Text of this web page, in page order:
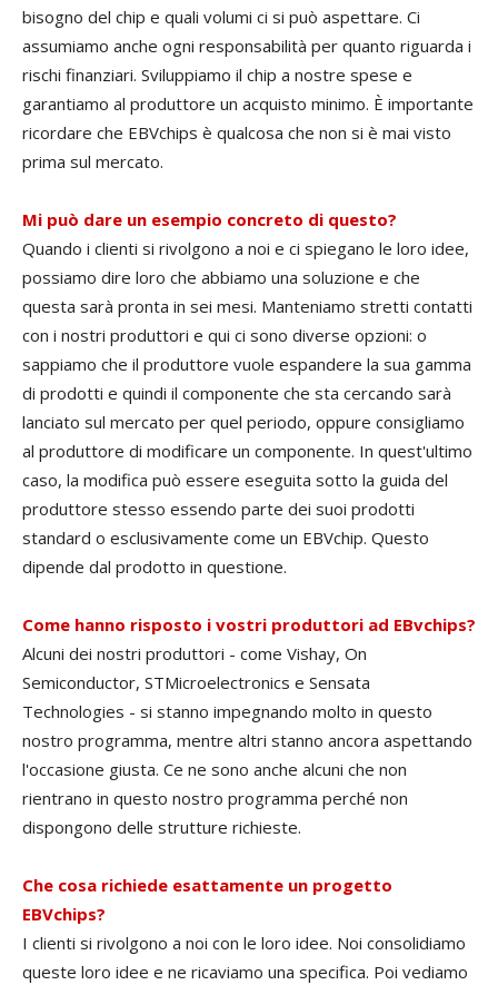
bisogno del chip e quali volumi ci si può aspettare. Ci
assumiamo anche ogni responsabilità per quanto riguarda i
rischi finanziari. Sviluppiamo il chip a nostre spese e
garantiamo al produttore un acquisto minimo. È importante
ricordare che EBVchips è qualcosa che non si è mai visto
prima sul mercato.
Mi può dare un esempio concreto di questo?
Quando i clienti si rivolgono a noi e ci spiegano le loro idee,
possiamo dire loro che abbiamo una soluzione e che
questa sarà pronta in sei mesi. Manteniamo stretti contatti
con i nostri produttori e qui ci sono diverse opzioni: o
sappiamo che il produttore vuole espandere la sua gamma
di prodotti e quindi il componente che sta cercando sarà
lanciato sul mercato per quel periodo, oppure consigliamo
al produttore di modificare un componente. In quest'ultimo
caso, la modifica può essere eseguita sotto la guida del
produttore stesso essendo parte dei suoi prodotti
standard o esclusivamente come un EBVchip. Questo
dipende dal prodotto in questione.
Come hanno risposto i vostri produttori ad EBvchips?
Alcuni dei nostri produttori - come Vishay, On
Semiconductor, STMicroelectronics e Sensata
Technologies - si stanno impegnando molto in questo
nostro programma, mentre altri stanno ancora aspettando
l'occasione giusta. Ce ne sono anche alcuni che non
rientrano in questo nostro programma perché non
dispongono delle strutture richieste.
Che cosa richiede esattamente un progetto
EBVchips?
I clienti si rivolgono a noi con le loro idee. Noi consolidiamo
queste loro idee e ne ricaviamo una specifica. Poi vediamo